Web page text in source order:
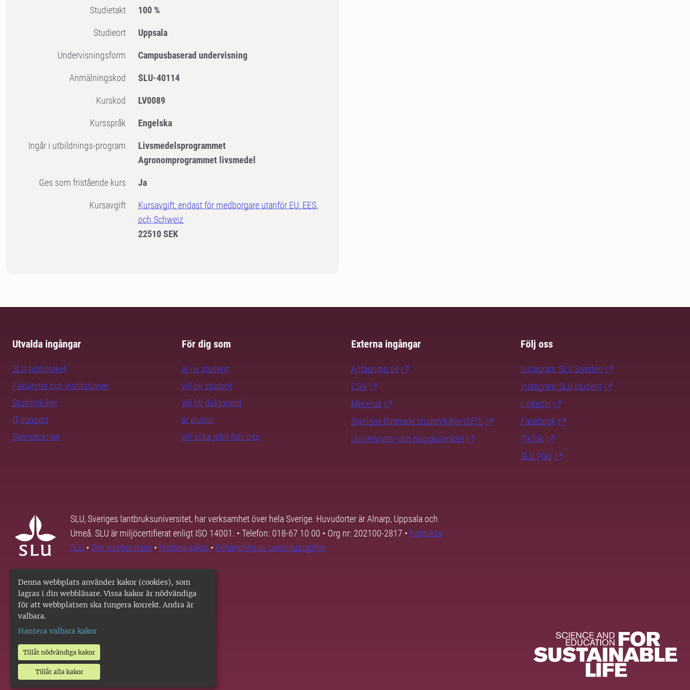
Denna webbplats använder kakor (cookies), som
lagras i din webbläsare. Vissa kakor är nödvändiga
för att webbplatsen ska fungera korrekt. Andra är
valbara.
Hantera valbara kakor
Tillåt nödvändiga kakor
Tillåt alla kakor
Studietakt 100 %
Studieort Uppsala
Undervisningsform Campusbaserad undervisning
Anmälningskod SLU-40114
Kurskod LV0089
Kursspråk Engelska
Ingår i utbildnings-program
Livsmedelsprogrammet
Agronomprogrammet livsmedel
Ges som fristående kurs Ja
Kursavgift
Kursavgift, endast för medborgare utanför EU, EES,
och Schweiz
22510 SEK
Utvalda ingångar
SLU-biblioteket
Fakulteter och institutioner
Studentkårer
IT-support
Servicecenter
För dig som
är ny student
vill bli student
vill bli doktorand
är alumn
vill söka jobb hos oss
Externa ingångar
Antagning.se
CSN
Mecenat
Sveriges förenade studentkårer (SFS)
Universitets- och högskolerådet
Följ oss
Instagram SLU.Sweden
Instagram SLU.student
LinkedIn
Facebook
TikTok
SLU Play
SLU, Sveriges lantbruksuniversitet, har verksamhet över hela Sverige. Huvudorter är Alnarp, Uppsala och
Umeå. SLU är miljöcertifierat enligt ISO 14001. • Telefon: 018-67 10 00 • Org nr: 202100-2817 • Kontakta
SLU • Om webbplatsen • Hantera kakor • Behandling av personuppgifter